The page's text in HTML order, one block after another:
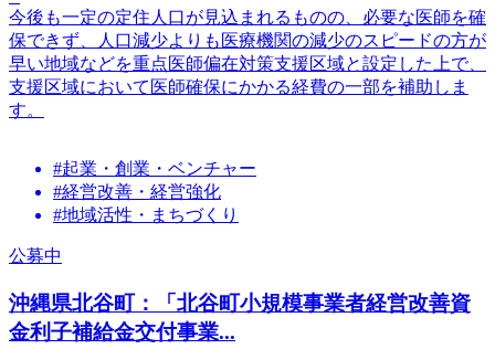
今後も一定の定住人口が見込まれるものの、必要な医師を確
保できず、人口減少よりも医療機関の減少のスピードの方が
早い地域などを重点医師偏在対策支援区域と設定した上で、
支援区域において医師確保にかかる経費の一部を補助しま
す。
#起業・創業・ベンチャー
#経営改善・経営強化
#地域活性・まちづくり
公募中
沖縄県北谷町：「北谷町小規模事業者経営改善資
金利子補給金交付事業...